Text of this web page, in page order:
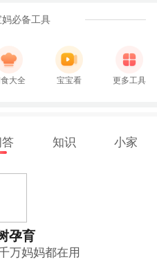
必备工具
大全 宝宝看 更多工具
答 知识 小家
孕育
万妈妈都在用